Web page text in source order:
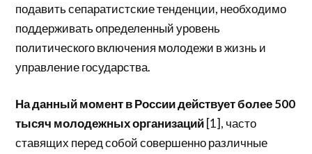
подавить сепаратистские тенденции, необходимо
поддерживать определенный уровень
политического включения молодежи в жизнь и
управление государства.
На данный момент в России действует более 500
тысяч молодежных организаций [1], часто
ставящих перед собой совершенно различные